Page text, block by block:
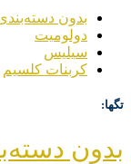
بدون
دولومیت
سیلیس
کربنات کلسیم
تگها:
بدون